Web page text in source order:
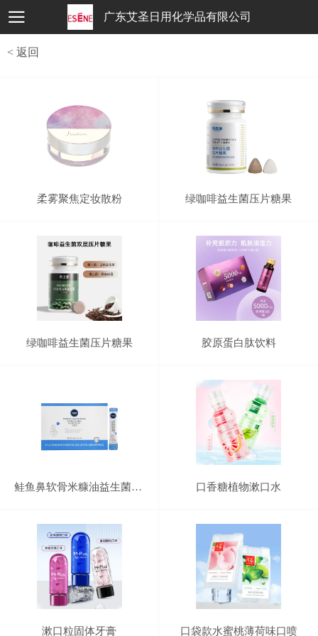
广东艾圣日用化学品有限公司
< 返回
柔雾聚焦定妆散粉 绿咖啡益生菌压片糖果
绿咖啡益生菌压片糖果 胶原蛋白肽饮料
鲑鱼鼻软骨米糠油益生菌固体饮料 口香糖植物漱口水
漱口粒固体牙膏 口袋款水蜜桃薄荷味口喷